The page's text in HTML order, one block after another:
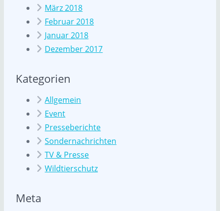
März 2018
Februar 2018
Januar 2018
Dezember 2017
Kategorien
Allgemein
Event
Presseberichte
Sondernachrichten
TV & Presse
Wildtierschutz
Meta